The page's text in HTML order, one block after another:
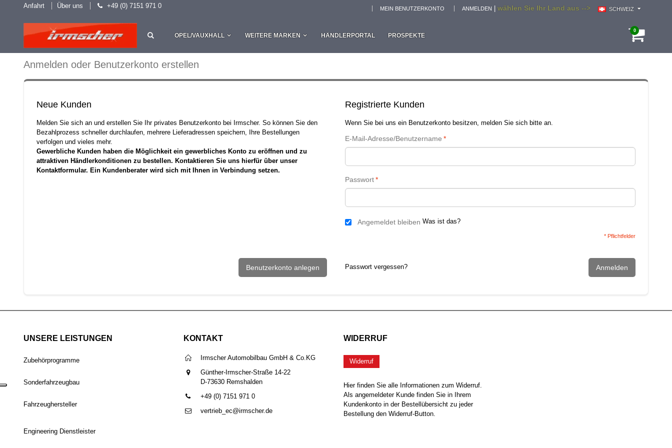
Anfahrt Über uns +49 (0) 7151 971 0 wählen Sie Ihr Land aus --> SCHWEIZ
MEIN BENUTZERKONTO ANMELDEN
0
OPEL/VAUXHALL WEITERE MARKEN HÄNDLERPORTAL PROSPEKTE
Anmelden oder Benutzerkonto erstellen
Neue Kunden
Melden Sie sich an und erstellen Sie Ihr privates Benutzerkonto bei Irmscher. So können Sie den
Bezahlprozess schneller durchlaufen, mehrere Lieferadressen speichern, Ihre Bestellungen
verfolgen und vieles mehr.
Gewerbliche Kunden haben die Möglichkeit ein gewerbliches Konto zu eröffnen und zu
attraktiven Händlerkonditionen zu bestellen. Kontaktieren Sie uns hierfür über unser
Kontaktformular. Ein Kundenberater wird sich mit Ihnen in Verbindung setzen.
Registrierte Kunden
Wenn Sie bei uns ein Benutzerkonto besitzen, melden Sie sich bitte an.
*
E-Mail-Adresse/Benutzername
*
Passwort
Angemeldet bleiben Was ist das?
* Pflichtfelder
Benutzerkonto anlegen Passwort vergessen? Anmelden
UNSERE LEISTUNGEN
Zubehörprogramme
Sonderfahrzeugbau
Fahrzeughersteller
Engineering Dienstleister
KONTAKT
Irmscher Automobilbau GmbH & Co.KG
Günther-Irmscher-Straße 14-22
D-73630 Remshalden
+49 (0) 7151 971 0
vertrieb_ec@irmscher.de
WIDERRUF
Widerruf
Hier finden Sie alle Informationen zum Widerruf.
Als angemeldeter Kunde finden Sie in Ihrem
Kundenkonto in der Bestellübersicht zu jeder
Bestellung den Widerruf-Button.